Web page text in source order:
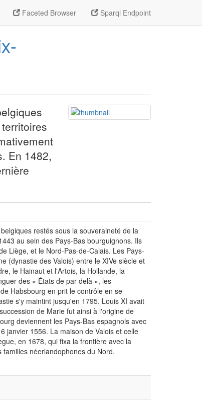
Faceted Browser Sparql Endpoint
En 1482,
restés sous la souveraineté de la
au sein des Pays-Bas bourguignons. Ils
Liège, et le Nord-Pas-de-Calais. Les Pays-
(dynastie des Valois) entre le XIVe siècle et
le Hainaut et l'Artois, la Hollande, la
des « États de par-delà », les
Habsbourg en prit le contrôle en se
s'y maintint jusqu'en 1795. Louis XI avait
de Marie fut ainsi à l'origine de
deviennent les Pays-Bas espagnols avec
janvier 1556. La maison de Valois et celle
en 1678, qui fixa la frontière avec la
néerlandophones du Nord.